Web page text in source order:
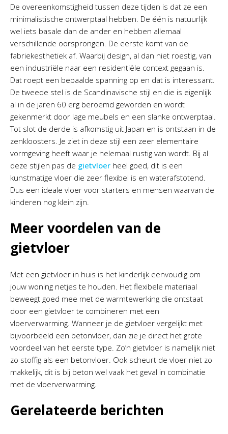
De overeenkomstigheid tussen deze tijden is dat ze een
minimalistische ontwerptaal hebben. De één is natuurlijk
wel iets basale dan de ander en hebben allemaal
verschillende oorsprongen. De eerste komt van de
fabriekesthetiek af. Waarbij design, al dan niet roestig, van
een industriële naar een residentiële context gegaan is.
Dat roept een bepaalde spanning op en dat is interessant.
De tweede stel is de Scandinavische stijl en die is eigenlijk
al in de jaren 60 erg beroemd geworden en wordt
gekenmerkt door lage meubels en een slanke ontwerptaal.
Tot slot de derde is afkomstig uit Japan en is ontstaan in de
zenkloosters. Je ziet in deze stijl een zeer elementaire
vormgeving heeft waar je helemaal rustig van wordt. Bij al
deze stijlen pas de gietvloer heel goed, dit is een
kunstmatige vloer die zeer flexibel is en waterafstotend.
Dus een ideale vloer voor starters en mensen waarvan de
kinderen nog klein zijn.
Meer voordelen van de
gietvloer
Met een gietvloer in huis is het kinderlijk eenvoudig om
jouw woning netjes te houden. Het flexibele materiaal
beweegt goed mee met de warmtewerking die ontstaat
door een gietvloer te combineren met een
vloerverwarming. Wanneer je de gietvloer vergelijkt met
bijvoorbeeld een betonvloer, dan zie je direct het grote
voordeel van het eerste type. Zo’n gietvloer is namelijk niet
zo stoffig als een betonvloer. Ook scheurt de vloer niet zo
makkelijk, dit is bij beton wel vaak het geval in combinatie
met de vloerverwarming.
Gerelateerde berichten